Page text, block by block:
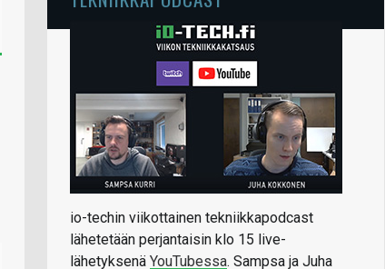
io-techin viikottainen tekniikkapodcast
lähetetään perjantaisin klo 15 live-
lähetyksenä YouTubessa. Sampsa ja Juha